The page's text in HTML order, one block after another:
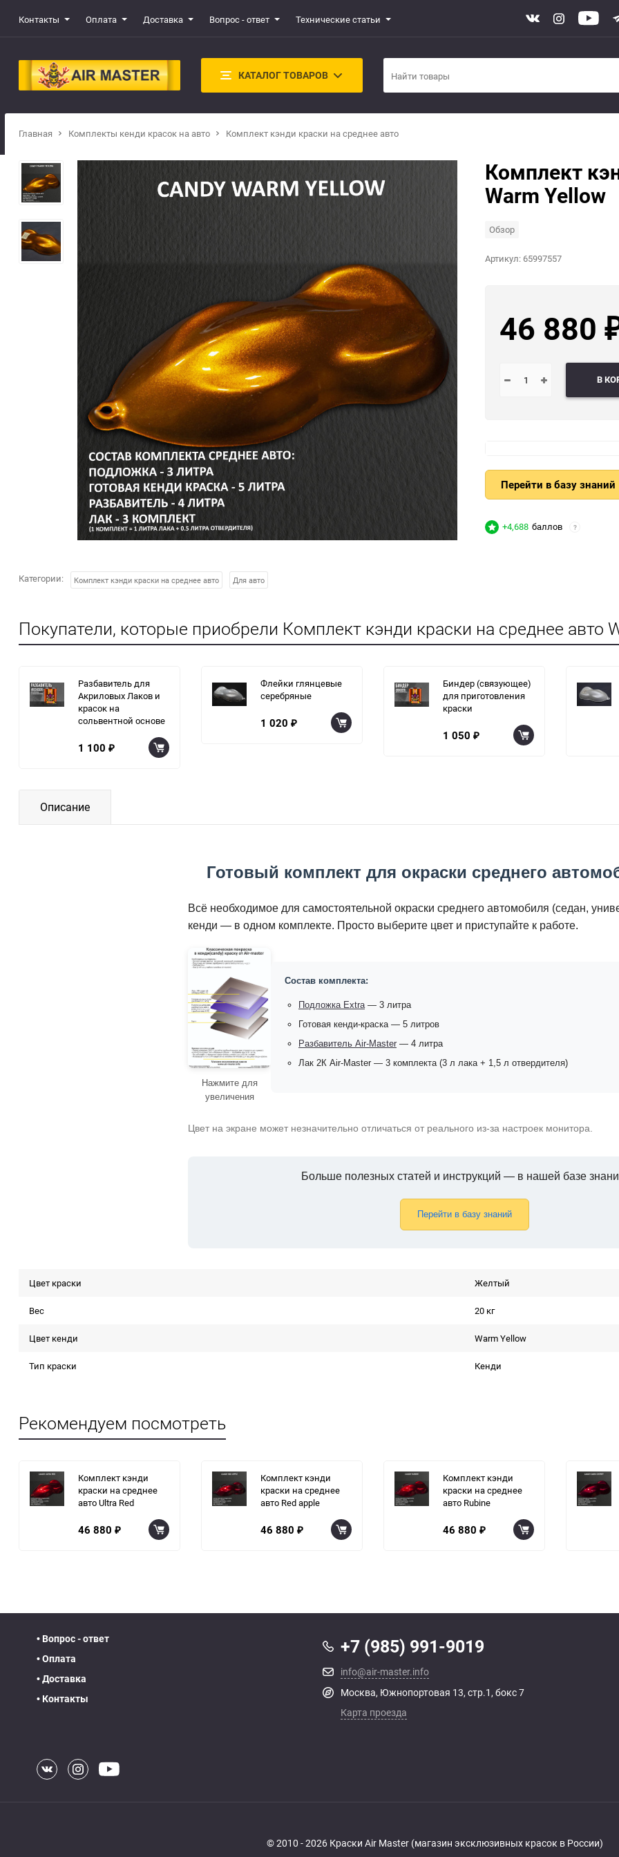
Контакты Оплата Доставка Вопрос - ответ Технические статьи
КАТАЛОГ ТОВАРОВ
Главная Комплекты кенди красок на авто Комплект кэнди краски на среднее авто
Категории: Комплект кэнди краски на среднее авто Для авто
Комплект
Warm Yellow
Обзор
Артикул: 65997557
46 880
В
Перейти в базу знаний
+4,688 баллов ?
Покупатели, которые приобрели Комплект кэнди краски на среднее авто
Разбавитель для
Акриловых Лаков и
красок на
сольвентной основе
1 100 ₽
Флейки глянцевые
серебряные
1 020 ₽
Биндер (связующее)
для приготовления
краски
1 050 ₽
Описание
Готовый комплект для окраски среднего
Всё необходимое для самостоятельной окраски среднего автомобиля (седан,
кенди — в одном комплекте. Просто выберите цвет и приступайте к работе.
Нажмите для
увеличения
Состав комплекта:
Подложка Extra— 3 литра
Готовая кенди-краска — 5 литров
Разбавитель Air-Master — 4 литра
Лак 2К Air-Master — 3 комплекта (3 л лака + 1,5 л отвердителя)
Цвет на экране может незначительно отличаться от реального из-за настроек монитора.
Больше полезных статей и инструкций — в нашей базе
Перейти в базу знаний
Цвет краски Желтый
Вес 20 кг
Цвет кенди Warm Yellow
Тип краски Кенди
Рекомендуем посмотреть
Комплект кэнди
краски на среднее
авто Ultra Red
46 880 ₽
Комплект кэнди
краски на среднее
авто Red apple
46 880 ₽
Комплект кэнди
краски на среднее
авто Rubine
46 880 ₽
• Вопрос - ответ
• Оплата
• Доставка
• Контакты
+7 (985) 991-9019
info@air-master.info
Москва, Южнопортовая 13, стр.1, бокс 7
Карта проезда
© 2010 - 2026 Краски Air Master (магазин эксклюзивных красок в России)